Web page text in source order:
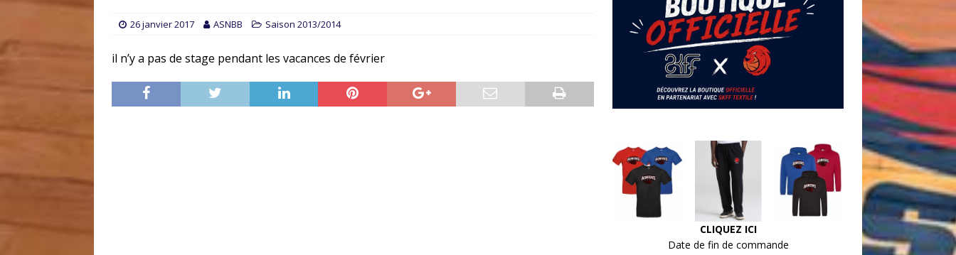
26 janvier 2017 ASNBB Saison 2013/2014
il n’y a pas de stage pendant les vacances de février
CLIQUEZ ICI
Date de fin de commande